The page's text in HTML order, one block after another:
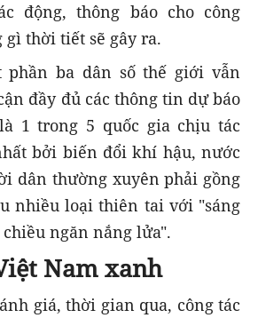
động, thông báo cho công
gì thời tiết sẽ gây ra.
phần ba dân số thế giới vẫn
đầy đủ các thông tin dự báo
1 trong 5 quốc gia chịu tác
bởi biến đổi khí hậu, nước
dân thường xuyên phải gồng
nhiều loại thiên tai với "sáng
ngăn nắng lửa".
Nam xanh
giá, thời gian qua, công tác